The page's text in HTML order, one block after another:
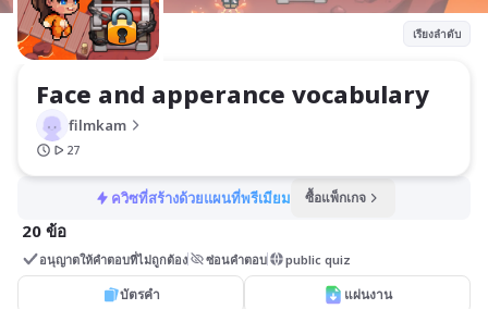
เรียงลำดับ
Face and apperance vocabulary
filmkam
27
ควิซที่สร้างด้วยแผนที่พรีเมียม ซื้อแพ็กเกจ
20 ข้อ
อนุญาตให้คำตอบที่ไม่ถูกต้อง ซ่อนคำตอบ public quiz
บัตรคำ แผ่นงาน